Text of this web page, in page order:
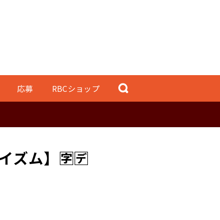
応募 RBCショップ
ズム】🈑🈓